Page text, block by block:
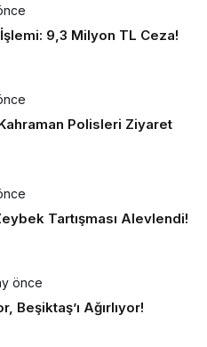
9,3 Milyon TL Ceza!
Polisleri Ziyaret
Tartışması Alevlendi!
önce
Beşiktaş’ı Ağırlıyor!